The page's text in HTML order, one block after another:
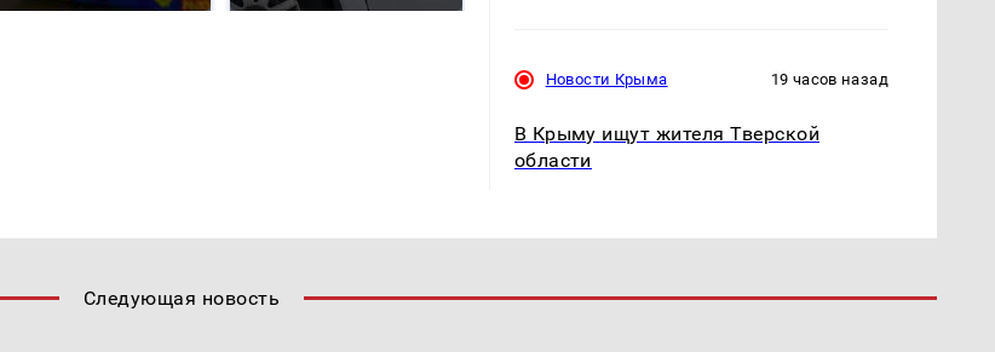
Новости Крыма 19 часов назад
В Крыму ищут жителя Тверской
области
Следующая новость